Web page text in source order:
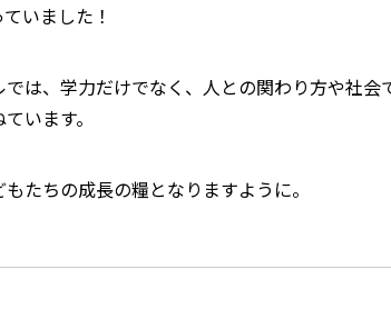
いました！
は、学力だけでなく、人との関わり方や社
います。
たちの成長の糧となりますように。